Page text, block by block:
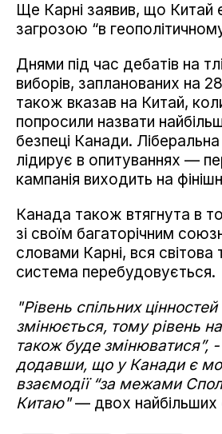
Ще Карні заявив, що Китай
загрозою “в
Днями під час дебатів на
виборів, запланованих на 28
також вказав на Китай,
попросили назвати
безпеці Канади. Ліберальна
лідирує в опитуваннях —
кампанія виходить на
Канада також втягнута в
зі своїм багаторічним
словами Карні, вся світова
система перебудовується.
"Рівень спільних
змінюється, тому рівень
також буде змінюватися”, -
додавши, що у Канади є
взаємодії “за межами
Китаю"— двох найбільших